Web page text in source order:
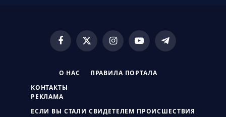
Facebook
X
InstagramYouTubeTelegram
О НАС ПРАВИЛА ПОРТАЛА
КОНТАКТЫ
РЕКЛАМА
ЕСЛИ ВЫ СТАЛИ СВИДЕТЕЛЕМ ПРОИСШЕСТВИЯ